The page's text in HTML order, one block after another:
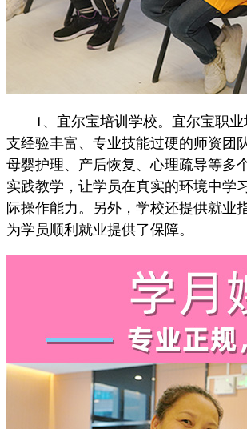
1、宜尔宝培训学校。宜尔宝职业
支经验丰富、专业技能过硬的师资团
母婴护理、产后恢复、心理疏导等多
实践教学，让学员在真实的环境中学
际操作能力。另外，学校还提供就业
为学员顺利就业提供了保障。